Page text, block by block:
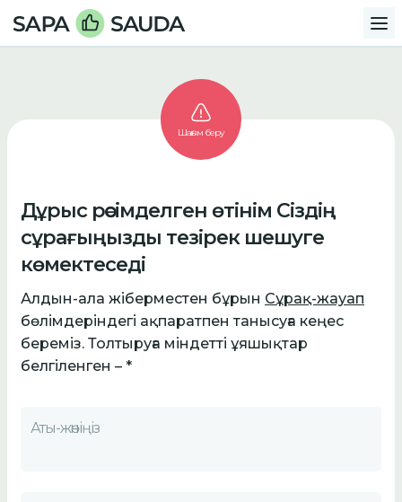
Шағым беру
Дұрыс рәсімделген өтінім Сіздің
сұрағыңызды тезірек шешуге
көмектеседі
Алдын-ала жіберместен бұрын Сұрақ-жауап
бөлімдеріндегі ақпаратпен танысуға кеңес
береміз. Толтыруға міндетті ұяшықтар
белгіленген – *
Аты-жөніңіз